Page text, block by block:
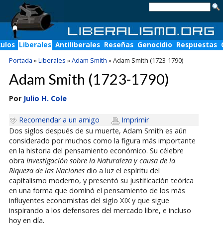
Liberales Antiliberales Reseñas Genocidio Respuestas
Portada »Liberales »Adam Smith »Adam Smith (1723-1790)
Adam Smith (1723-1790)
Por Julio H. Cole
Recomendar a un amigo
Imprimir
Dos siglos después de su muerte, Adam Smith es aún
considerado por muchos como la figura más importante
en la historia del pensamiento económico. Su célebre
obra Investigación sobre la Naturaleza y causa de la
Riqueza de las Nacionesdio a luz el espíritu del
capitalismo moderno, y presentó su justificación teórica
en una forma que dominó el pensamiento de los más
influyentes economistas del siglo XIX y que sigue
inspirando a los defensores del mercado libre, e incluso
hoy en día.